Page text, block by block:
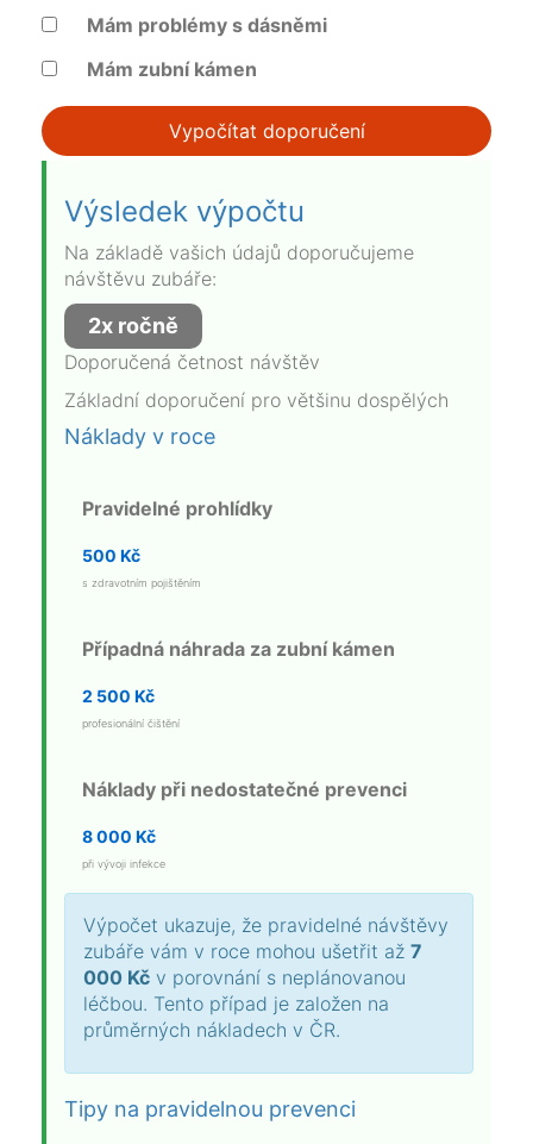
Mám problémy s dásněmi
Mám zubní kámen
Vypočítat doporučení
Výsledek výpočtu
Na základě vašich údajů doporučujeme
návštěvu zubáře:
2x ročně
Doporučená četnost návštěv
Základní doporučení pro většinu dospělých
Náklady v roce
Pravidelné prohlídky
500 Kč
s zdravotním pojištěním
Případná náhrada za zubní kámen
2 500 Kč
profesionální čištění
Náklady při nedostatečné prevenci
8 000 Kč
při vývoji infekce
Výpočet ukazuje, že pravidelné návštěvy
zubáře vám v roce mohou ušetřit až 7
000 Kč v porovnání s neplánovanou
léčbou. Tento případ je založen na
průměrných nákladech v ČR.
Tipy na pravidelnou prevenci